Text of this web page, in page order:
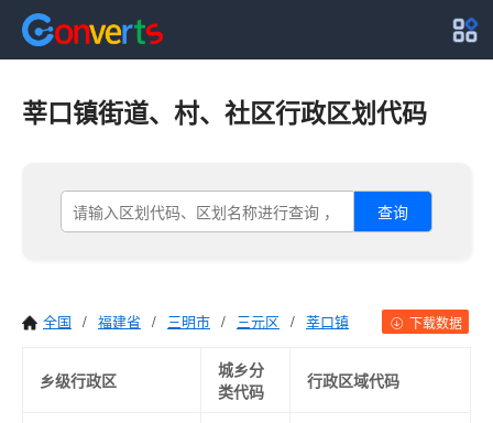
莘口镇街道、村、社区行政区划代码
查询
全国 / 福建省 / 三明市 / 三元区 / 莘口镇 下载数据
乡级行政区
城乡分
类代码
行政区域代码